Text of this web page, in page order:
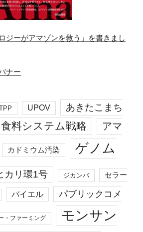
ジーがアマゾンを救う」を書きまし
UPOV
あきたこまち
料システム戦略 アマ
カドミウム汚染
ゲノム
カリ環1号 ジカンバ セラー
バイエル パブリックコメ
・ファーミング
モンサン